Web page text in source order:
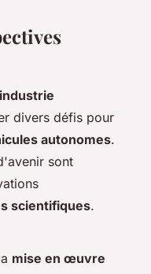
industrie
divers défis pour
autonomes.
sont
scientifiques.
mise en œuvre